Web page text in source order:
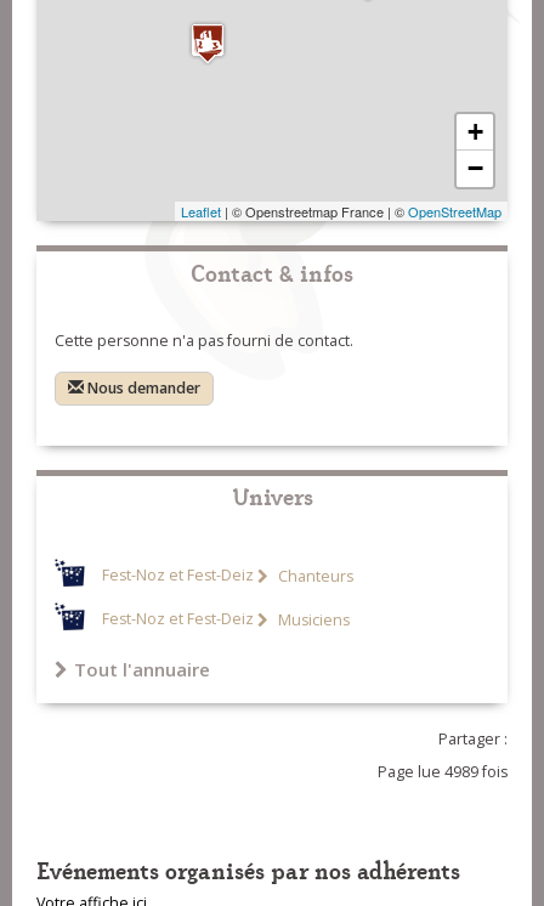
+
−
Leaflet | © Openstreetmap France | ©OpenStreetMap
Contact & infos
Cette personne n'a pas fourni de contact.
Nous demander
Univers
Fest-Noz et Fest-Deiz Chanteurs
Fest-Noz et Fest-Deiz Musiciens
Tout l'annuaire
Partager :
Page lue 4989 fois
Evénements organisés par nos adhérents